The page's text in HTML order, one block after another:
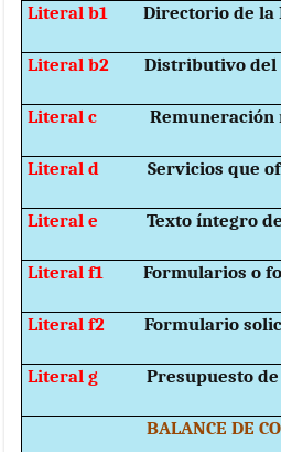
Literal b1Directorio de la
Literal b2Distributivo del
Literal c Remuneración
Literal dServicios que
Literal eTexto íntegro
Literal f1Formularios o
Literal f2Formulario
Literal gPresupuesto
BALANCE DE